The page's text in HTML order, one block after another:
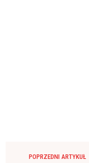
POPRZEDNI ARTYKUŁ